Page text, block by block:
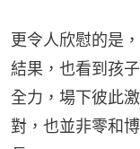
更令人欣慰的是
結果，也看到孩
全力，場下彼此
對，也並非零和